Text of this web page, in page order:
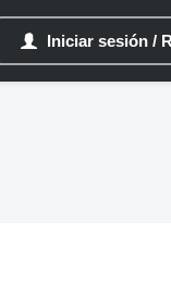
Iniciar sesión /